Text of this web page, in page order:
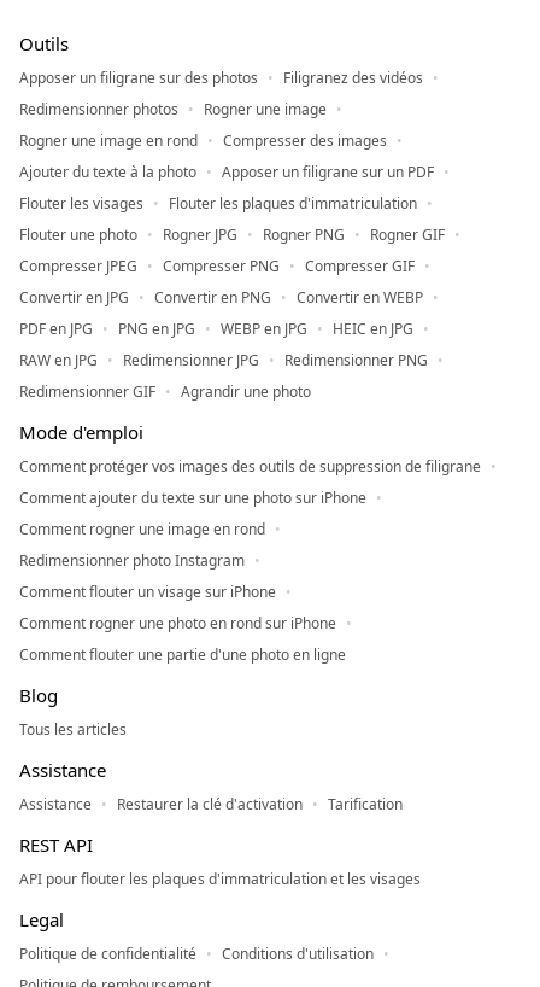
Outils
Apposer un filigrane sur des photos
Filigranez des vidéos
Redimensionner photos
Rogner une image
Rogner une image en rond
Compresser des images
Ajouter du texte à la photo
Apposer un filigrane sur un PDF
Flouter les visages
Flouter les plaques d'immatriculation
Flouter une photo
Rogner JPG Rogner PNG
Rogner GIF
Compresser JPEG
Compresser PNG
Compresser GIF
Convertir en JPG
Convertir en PNG
Convertir en WEBP
PDF en JPG
PNG en JPG WEBP en JPG
HEIC en JPG
RAW en JPG
Redimensionner JPG
Redimensionner PNG
Redimensionner GIF
Agrandir une photo
Mode d'emploi
Comment protéger vos images des outils de suppression de filigrane
Comment ajouter du texte sur une photo sur iPhone
Comment rogner une image en rond
Redimensionner photo Instagram
Comment flouter un visage sur iPhone
Comment rogner une photo en rond sur iPhone
Comment flouter une partie d'une photo en ligne
Blog
Tous les articles
Assistance
Assistance Restaurer la clé d'activation Tarification
REST API
API pour flouter les plaques d'immatriculation et les visages
Legal
Politique de confidentialité
Conditions d'utilisation